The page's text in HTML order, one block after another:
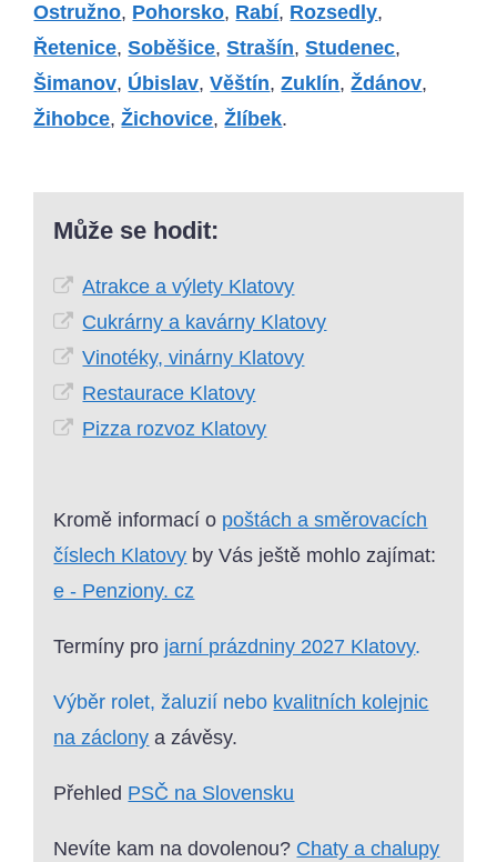
Ostružno, Pohorsko, Rabí, Rozsedly,
Řetenice,Soběšice,Strašín,Studenec,
Šimanov, Úbislav,Věštín,Zuklín,Ždánov,
Žihobce,Žichovice,Žlíbek.
Může se hodit:
Atrakce a výlety Klatovy
Cukrárny a kavárny Klatovy
Vinotéky, vinárny Klatovy
Restaurace Klatovy
Pizza rozvoz Klatovy
Kromě informací o poštách a směrovacích
číslech Klatovy by Vás ještě mohlo zajímat:
e - Penziony. cz
Termíny pro jarní prázdniny 2027 Klatovy.
Výběr rolet, žaluzií nebo kvalitních kolejnic
na záclony a závěsy.
Přehled PSČ na Slovensku
Nevíte kam na dovolenou? Chaty a chalupy